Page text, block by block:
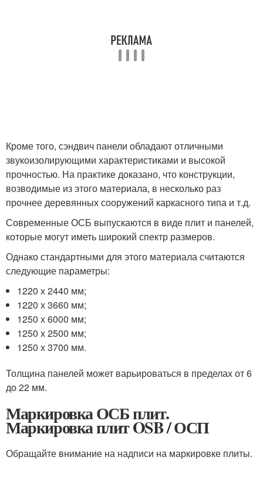
Кроме того, сэндвич панели обладают отличными
звукоизолирующими характеристиками и высокой
прочностью. На практике доказано, что конструкции,
возводимые из этого материала, в несколько раз
прочнее деревянных сооружений каркасного типа и т.д.
Современные ОСБ выпускаются в виде плит и панелей,
которые могут иметь широкий спектр размеров.
Однако стандартными для этого материала считаются
следующие параметры:
1220 х 2440 мм;
1220 х 3660 мм;
1250 х 6000 мм;
1250 х 2500 мм;
1250 х 3700 мм.
Толщина панелей может варьироваться в пределах от 6
до 22 мм.
Маркировка ОСБ плит.
Маркировка плит OSB / ОСП
Обращайте внимание на надписи на маркировке плиты.